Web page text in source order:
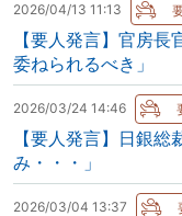
2026/04/13 11:13
【要人発言】官房
委ねられるべき」
2026/03/24 14:46
【要人発言】日銀
み・・・」
2026/03/04 13:37